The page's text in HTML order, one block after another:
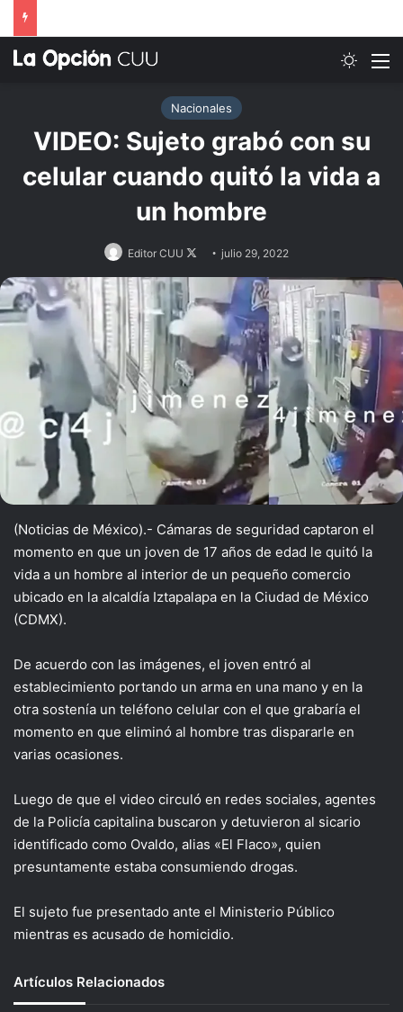
Nacionales
VIDEO: Sujeto grabó con su
celular cuando quitó la vida a
un hombre
Editor CUU
Follow
on
X
julio 29, 2022
(Noticias de México).- Cámaras de seguridad captaron el
momento en que un joven de 17 años de edad le quitó la
vida a un hombre al interior de un pequeño comercio
ubicado en la alcaldía Iztapalapa en la Ciudad de México
(CDMX).
De acuerdo con las imágenes, el joven entró al
establecimiento portando un arma en una mano y en la
otra sostenía un teléfono celular con el que grabaría el
momento en que eliminó al hombre tras dispararle en
varias ocasiones.
Luego de que el video circuló en redes sociales, agentes
de la Policía capitalina buscaron y detuvieron al sicario
identificado como Ovaldo, alias «El Flaco», quien
presuntamente estaba consumiendo drogas.
El sujeto fue presentado ante el Ministerio Público
mientras es acusado de homicidio.
Artículos Relacionados